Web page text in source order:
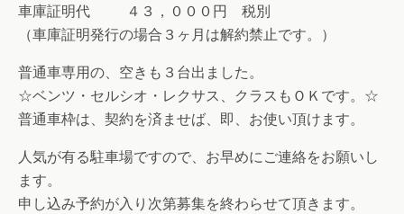
車庫証明代 ４３，０００円 税別
（車庫証明発行の場合３ヶ月は解約禁止です。）
普通車専用の、空きも３台出ました。
☆ベンツ・セルシオ・レクサス、クラスもＯＫです。☆
普通車枠は、契約を済ませば、即、お使い頂けます。
人気が有る駐車場ですので、お早めにご連絡をお願いし
ます。
申し込み予約が入り次第募集を終わらせて頂きます。